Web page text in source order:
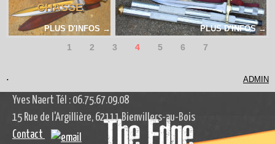
CHASSE
PLUS D'INFOS → PLUS D'INFOS →
1 2 3 4 5 6 7
.
Yves Naert Tél : 06.75.67.09.08
15 Rue de l'Argillière, 62111 Bienvillers-au-Bois
Contact
ADMIN